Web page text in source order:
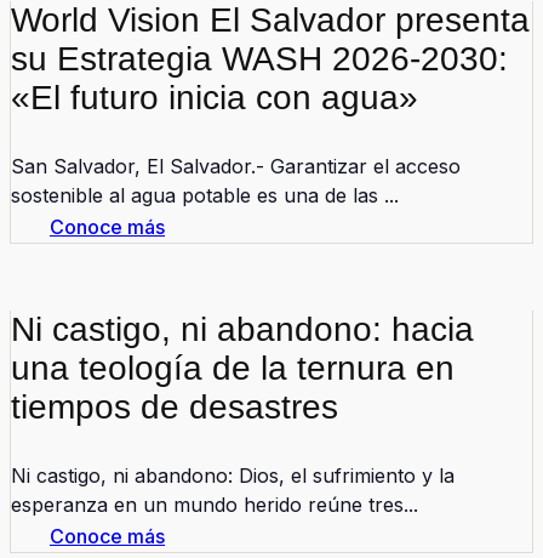
World Vision El Salvador presenta
su Estrategia WASH 2026-2030:
«El futuro inicia con agua»
San Salvador, El Salvador.- Garantizar el acceso
sostenible al agua potable es una de las ...
Conoce más
Ni castigo, ni abandono: hacia
una teología de la ternura en
tiempos de desastres
Ni castigo, ni abandono: Dios, el sufrimiento y la
esperanza en un mundo herido reúne tres...
Conoce más